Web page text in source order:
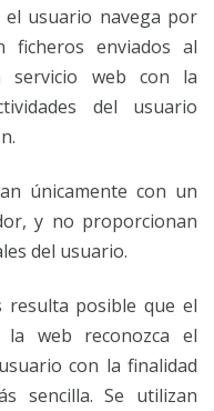
el usuario navega por
ficheros enviados al
servicio web con la
del usuario
únicamente con un
y no proporcionan
del usuario.
resulta posible que el
la web reconozca el
con la finalidad
sencilla. Se utilizan